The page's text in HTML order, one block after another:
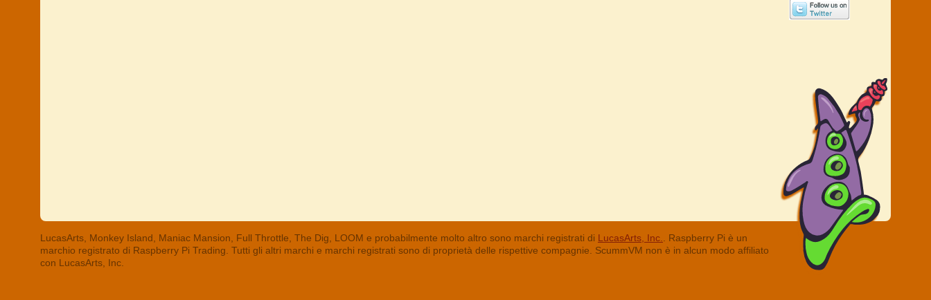
LucasArts, Monkey Island, Maniac Mansion, Full Throttle, The Dig, LOOM e probabilmente molto altro sono marchi registrati di LucasArts, Inc.
. Raspberry Pi è un
marchio registrato di Raspberry Pi Trading. Tutti gli altri marchi e marchi registrati sono di proprietà delle rispettive compagnie. ScummVM non è in alcun modo affiliato
con LucasArts, Inc.